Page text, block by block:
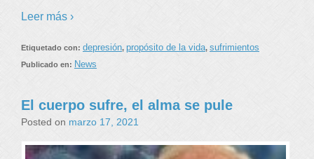
Leer más ›
Etiquetado con: depresión, propósito de la vida, sufrimientos
Publicado en: News
El cuerpo sufre, el alma se pule
Posted on marzo 17, 2021